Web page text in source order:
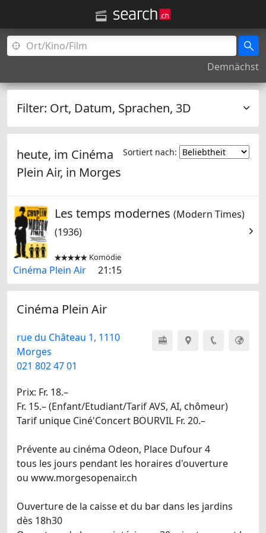
Demnächst
Filter: Ort, Datum, Sprachen, 3D
Sortiert nach:
heute, im Cinéma
Plein Air, in Morges
Les temps modernes (Modern Times)
(1936)

 Komödie
Cinéma Plein Air 21:15
Cinéma Plein Air
rue du Château 1, 1110
Morges
021 802 47 01
Prix: Fr. 18.–
Fr. 15.– (Enfant/Etudiant/Tarif AVS, AI, chômeur)
Tarif unique Ciné'Concert BOURVIL Fr. 20.–
Prévente au cinéma Odeon, Place Dufour 4
tous les jours pendant les horaires d'ouverture
ou www.morgesopenair.ch
Ouverture de la caisse et du bar dans les jardins
dès 18h30